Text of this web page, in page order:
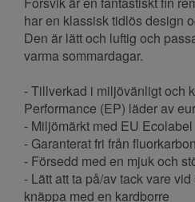
har en klassisk tidlös design
Den är lätt och luftig och
varma sommardagar.
- Tillverkad i miljövänligt och
Performance (EP) läder av
- Miljömärkt med EU Ecolabel
- Garanterat fri från
- Försedd med en mjuk och
- Lätt att ta på/av tack vare
knäppa med en kardborre